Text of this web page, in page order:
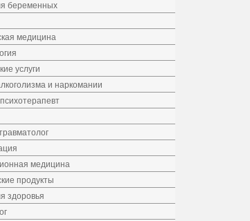
беременных
медицина
услуги
и наркомании
медицина
продукты
здоровья